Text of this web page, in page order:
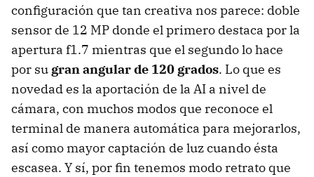
configuración que tan creativa nos parece: doble
sensor de 12 MP donde el primero destaca por la
apertura f1.7 mientras que el segundo lo hace
por su gran angular de 120 grados. Lo que es
novedad es la aportación de la AI a nivel de
cámara, con muchos modos que reconoce el
terminal de manera automática para mejorarlos,
así como mayor captación de luz cuando ésta
escasea. Y sí, por fin tenemos modo retrato que